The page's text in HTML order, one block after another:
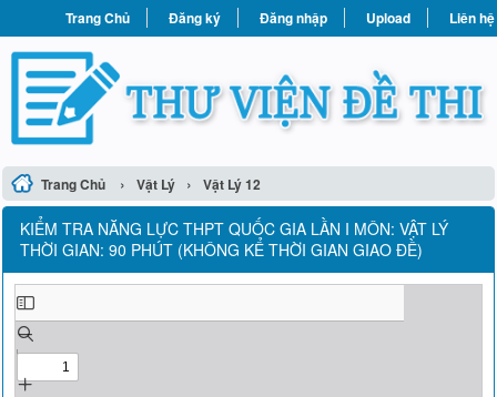
Trang Chủ Đăng ký Đăng nhập Upload Liên hệ
Trang Chủ › Vật Lý › Vật Lý 12
KIỂM TRA NĂNG LỰC THPT QUỐC GIA LẦN I MÔN: VẬT LÝ
THỜI GIAN: 90 PHÚT (KHÔNG KỂ THỜI GIAN GIAO ĐỀ)